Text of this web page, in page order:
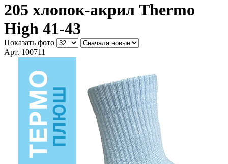
205 хлопок-акрил Thermo
High 41-43
Показать фото
Арт. 100711